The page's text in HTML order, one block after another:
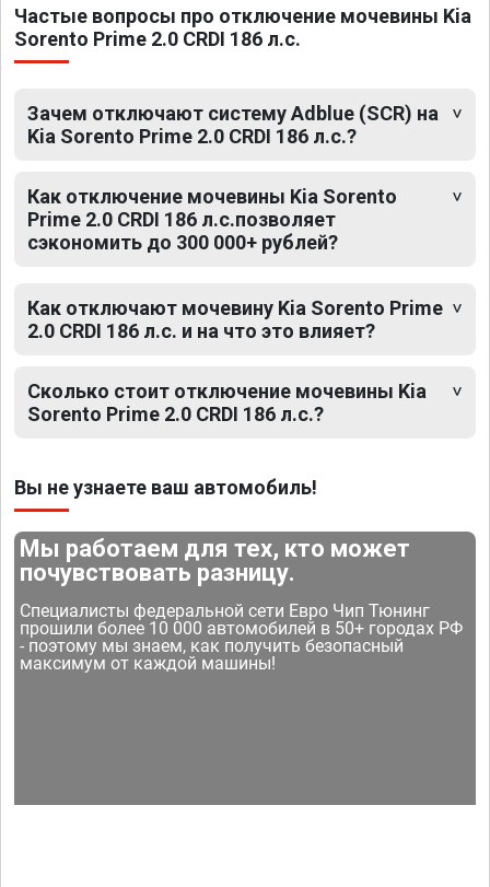
Частые вопросы про отключение мочевины Kia
Sorento Prime 2.0 CRDI 186 л.с.
Зачем отключают систему Adblue (SCR) на
Kia Sorento Prime 2.0 CRDI 186 л.с.?
Как отключение мочевины Kia Sorento
Prime 2.0 CRDI 186 л.с.позволяет
сэкономить до 300 000+ рублей?
Как отключают мочевину Kia Sorento Prime
2.0 CRDI 186 л.с. и на что это влияет?
Сколько стоит отключение мочевины Kia
Sorento Prime 2.0 CRDI 186 л.с.?
Вы не узнаете ваш автомобиль!
Мы работаем для тех, кто может
почувствовать разницу.
Специалисты федеральной сети Евро Чип Тюнинг
прошили более 10 000 автомобилей в 50+ городах РФ
- поэтому мы знаем, как получить безопасный
максимум от каждой машины!